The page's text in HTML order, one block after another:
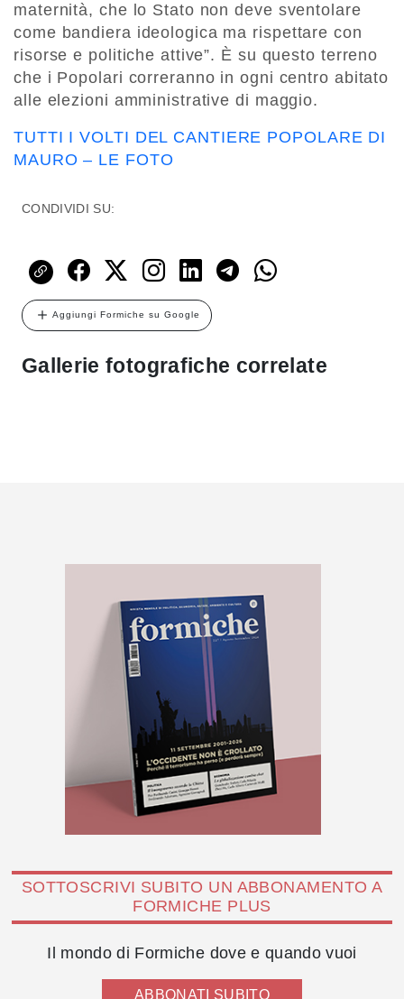
maternità, che lo Stato non deve sventolare
come bandiera ideologica ma rispettare con
risorse e politiche attive”. È su questo terreno
che i Popolari correranno in ogni centro abitato
alle elezioni amministrative di maggio.
TUTTI I VOLTI DEL CANTIERE POPOLARE DI
MAURO – LE FOTO
CONDIVIDI SU:
Aggiungi Formiche su Google
Gallerie fotografiche correlate
SOTTOSCRIVI SUBITO UN ABBONAMENTO A
FORMICHE PLUS
Il mondo di Formiche dove e quando vuoi
ABBONATI SUBITO